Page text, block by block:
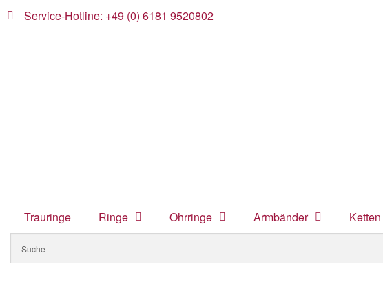
Service-Hotline: +49 (0) 6181 9520802
Trauringe Ringe Ohrringe Armbänder Ketten